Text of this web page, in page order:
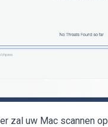
zal uw Mac scannen op